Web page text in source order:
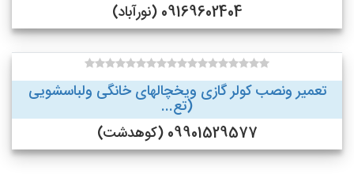
09169602404 (نورآباد)
تعمیر ونصب کولر گازی ویخچالهای خانگی ولباسشویی
(تع...
09901529577 (کوهدشت)